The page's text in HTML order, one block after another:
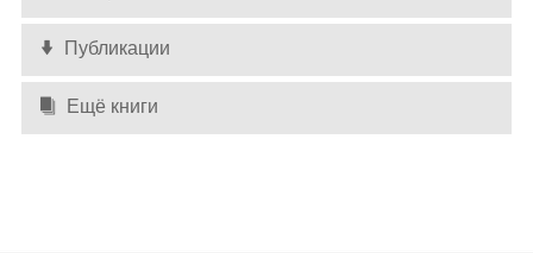
Публикации
Ещё книги